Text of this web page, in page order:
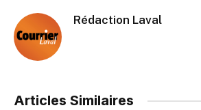
Rédaction Laval
Articles Similaires